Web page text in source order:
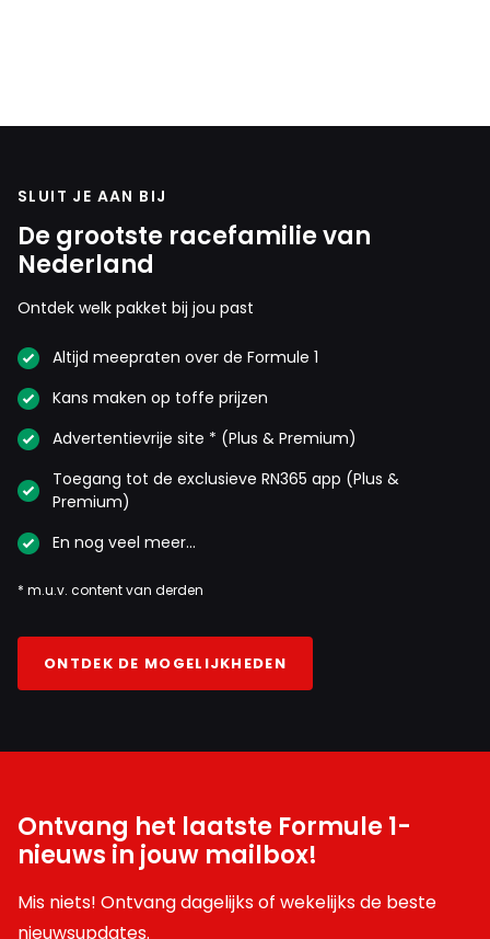
SLUIT JE AAN BIJ
De grootste racefamilie van
Nederland
Ontdek welk pakket bij jou past
Altijd meepraten over de Formule 1
Kans maken op toffe prijzen
Advertentievrije site * (Plus & Premium)
Toegang tot de exclusieve RN365 app (Plus &
Premium)
En nog veel meer…
* m.u.v. content van derden
ONTDEK DE MOGELIJKHEDEN
Ontvang het laatste Formule 1-
nieuws in jouw mailbox!
Mis niets! Ontvang dagelijks of wekelijks de beste
nieuwsupdates.